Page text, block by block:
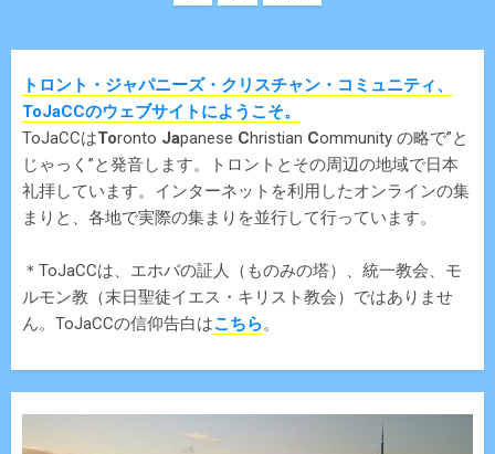
トロント・ジャパニーズ・クリスチャン・コミュニティ、
ToJaCCのウェブサイトにようこそ。
ToJaCCはToronto Japanese Christian Community の略で”と
じゃっく”と発音します。トロントとその周辺の地域で日本
礼拝しています。インターネットを利用したオンラインの集
まりと、各地で実際の集まりを並行して行っています。
＊ToJaCCは、エホバの証人（ものみの塔）、統一教会、モ
ルモン教（末日聖徒イエス・キリスト教会）ではありませ
ん。ToJaCCの信仰告白はこちら。